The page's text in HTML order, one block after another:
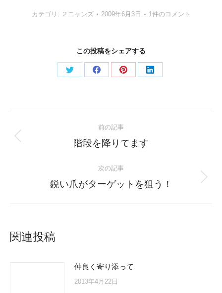
カテゴリ: ２ニャンズ 2009年6月3日 1件のコメント
この投稿をシェアする
Share
Share
Share
Share
navigation
前の記事
Previous
階段を降りてます
次の記事
Next
鋭い爪がターゲットを狙う！
関連投稿
仲良く寄り添って
2013年4月22日